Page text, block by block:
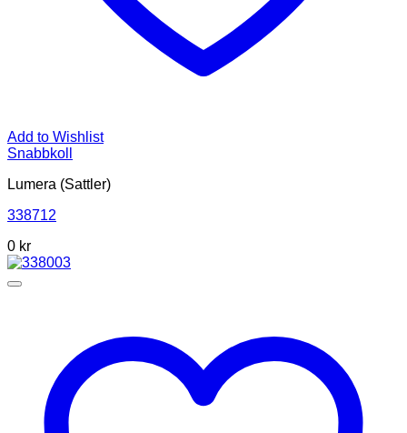
Add to Wishlist
Snabbkoll
Lumera (Sattler)
338712
0 kr